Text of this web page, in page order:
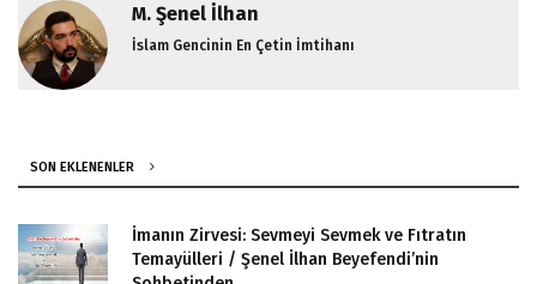
M. Şenel İlhan
İslam Gencinin En Çetin İmtihanı
SON EKLENENLER
İmanın Zirvesi: Sevmeyi Sevmek ve Fıtratın
Temayülleri / Şenel İlhan Beyefendi’nin